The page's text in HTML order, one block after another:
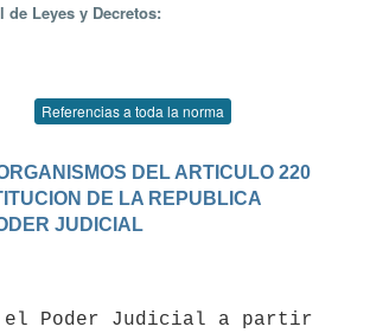
de Leyes y Decretos:
Referencias a toda la norma
DEL ARTICULO 220
DE LA REPUBLICA
JUDICIAL